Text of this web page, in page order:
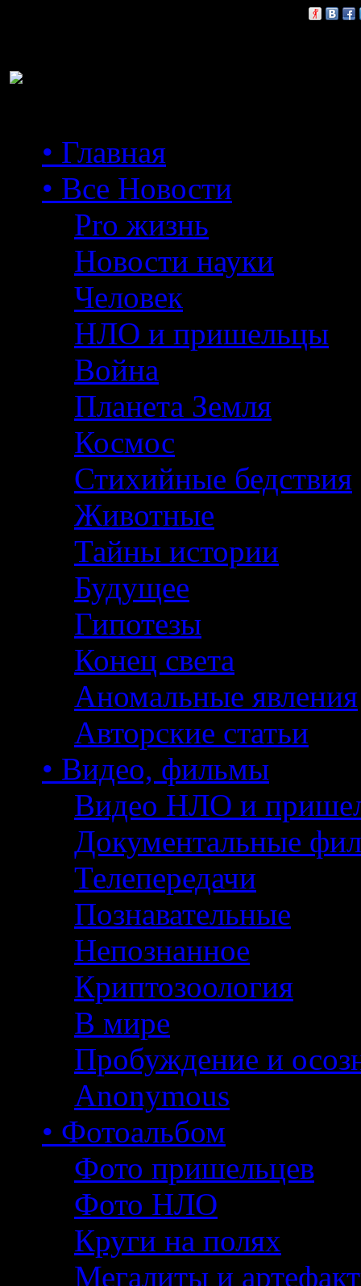
• Главная
• Все Новости
Pro жизнь
Новости науки
Человек
НЛО и пришельцы
Война
Планета Земля
Космос
Стихийные бедствия
Животные
Тайны истории
Будущее
Гипотезы
Конец света
Аномальные явления
Авторские статьи
• Видео, фильмы
Видео НЛО и
Документальные
Телепередачи
Познавательные
Непознанное
Криптозоология
В мире
Пробуждение и
Anonymous
• Фотоальбом
Фото пришельцев
Фото НЛО
Круги на полях
Мегалиты и